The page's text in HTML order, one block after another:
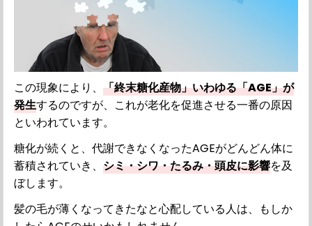
この現象により、「終末糖化産物」いわゆる「AGE」が
発生するのですが、これが老化を促進させる一番の原因
といわれています。
糖化が続くと、代謝できなくなったAGEがどんどん体に
蓄積されていき、シミ・シワ・たるみ・頭皮に影響を及
ぼします。
髪の毛が薄くなってきたなと心配している人は、もしか